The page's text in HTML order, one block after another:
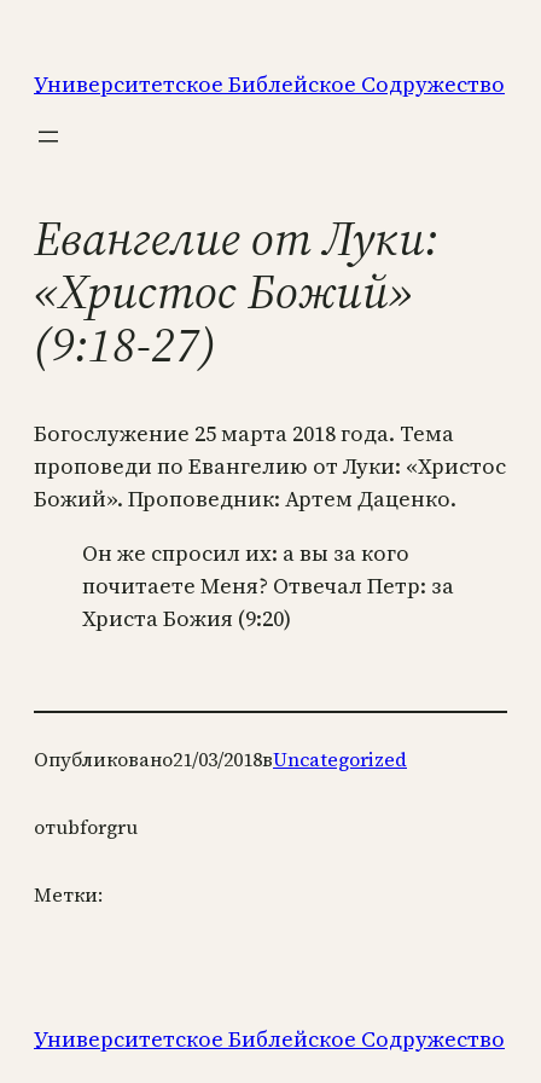
содержимому
Университетское Библейское Содружество
Евангелие от Луки:
«Христос Божий»
(9:18-27)
Богослужение 25 марта 2018 года. Тема
проповеди по Евангелию от Луки: «Христос
Божий». Проповедник: Артем Даценко.
Он же спросил их: а вы за кого
почитаете Меня? Отвечал Петр: за
Христа Божия (9:20)
Опубликовано21/03/2018вUncategorized
отubforgru
Метки:
Университетское Библейское Содружество